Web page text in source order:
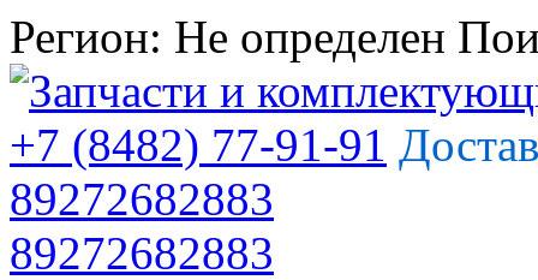
Регион: Не определен
+7 (8482) 77-91-91
89272682883
89272682883